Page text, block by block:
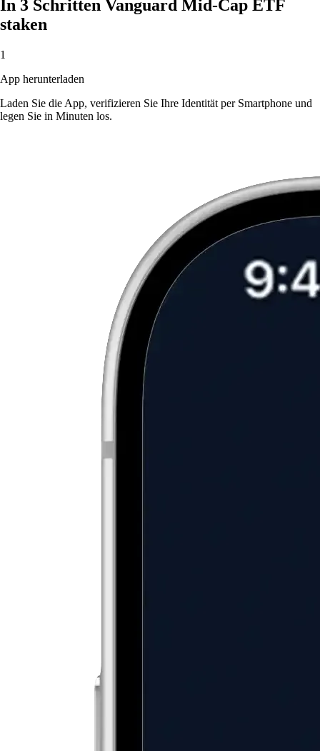
In 3 Schritten Vanguard Mid-Cap ETF
staken
1
App herunterladen
Laden Sie die App, verifizieren Sie Ihre Identität per Smartphone und
legen Sie in Minuten los.